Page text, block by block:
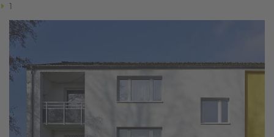
1
Ich habe die